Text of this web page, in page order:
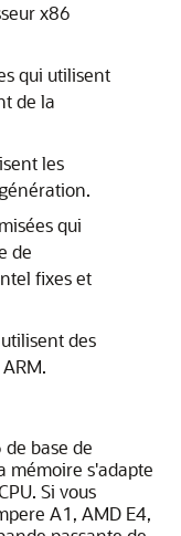
x86
qui utilisent
de la
les
qui
de
fixes et
des
base de
mémoire s'adapte
Si vous
A1, AMD E4,